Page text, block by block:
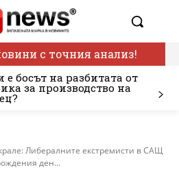
с точния анализ!
босът на разбитата от
за производство на
Либералните екстремисти в САЩ
ден...